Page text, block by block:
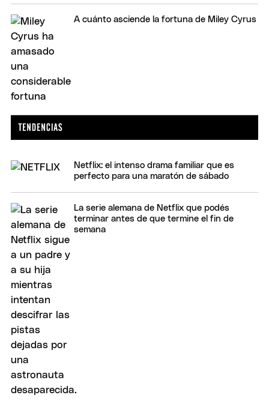
A cuánto asciende la fortuna de Miley Cyrus
Netflix: el intenso drama familiar que es
perfecto para una maratón de sábado
La serie alemana de Netflix que podés
terminar antes de que termine el fin de
semana